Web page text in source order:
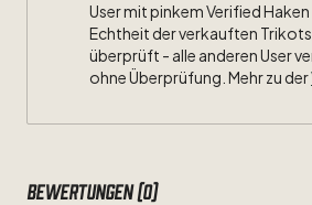
User mit pinkem Verified
Echtheit der verkauften
überprüft - alle anderen User
ohne Überprüfung. Mehr zu der
Bewertungen (0)